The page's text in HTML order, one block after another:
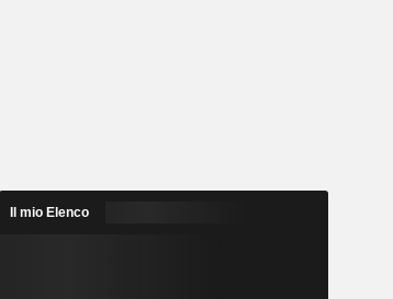
Il mio Elenco